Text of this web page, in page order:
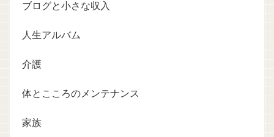
ブログと小さな収入
人生アルバム
介護
体とこころのメンテナンス
家族